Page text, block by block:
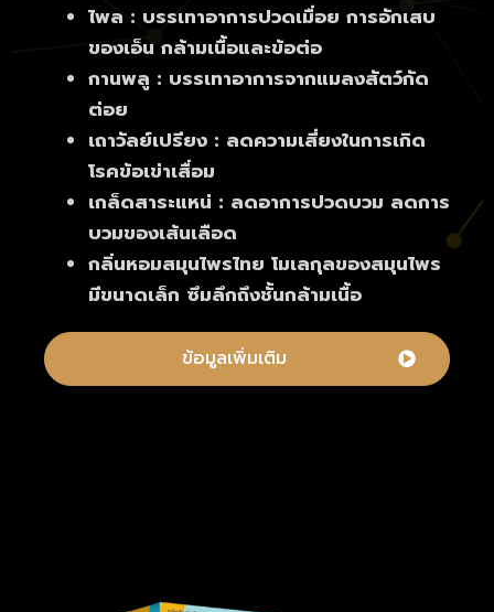
ไพล : บรรเทาอาการปวดเมื่อย การอักเสบ
ของเอ็น กล้ามเนื้อและข้อต่อ
กานพลู : บรรเทาอาการจากแมลงสัตว์กัด
ต่อย
เถาวัลย์เปรียง : ลดความเสี่ยงในการเกิด
โรคข้อเข่าเสื่อม
เกล็ดสาระแหน่ : ลดอาการปวดบวม ลดการ
บวมของเส้นเลือด
กลิ่นหอมสมุนไพรไทย โมเลกุลของสมุนไพร
มีขนาดเล็ก ซึมลึกถึงชั้นกล้ามเนื้อ
ข้อมูลเพิ่มเติม